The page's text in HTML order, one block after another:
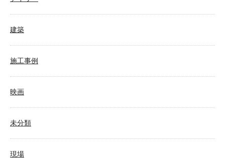
建築
施工事例
映画
未分類
現場